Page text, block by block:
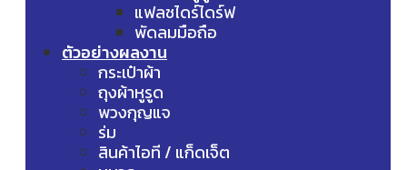
แฟลชไดร์ไดร์ฟ
พัดลมมือถือ
ตัวอย่างผลงาน
กระเป๋าผ้า
ถุงผ้าหูรูด
พวงกุญแจ
ร่ม
สินค้าไอที / แก็ดเจ็ต